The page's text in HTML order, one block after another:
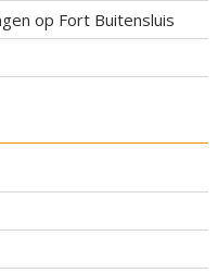
op Fort Buitensluis